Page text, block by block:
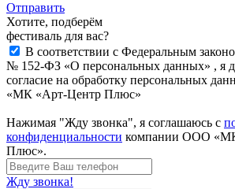
Отправить
Хотите, подберём
фестиваль для вас?
В соответствии с Федеральным
№ 152-ФЗ «О персональных данных» , я
согласие на обработку персональных
«МК «Арт-Центр Плюс»
Нажимая "Жду звонка", я соглашаюсь с
конфиденциальности компании ООО
Плюс».
Жду звонка!